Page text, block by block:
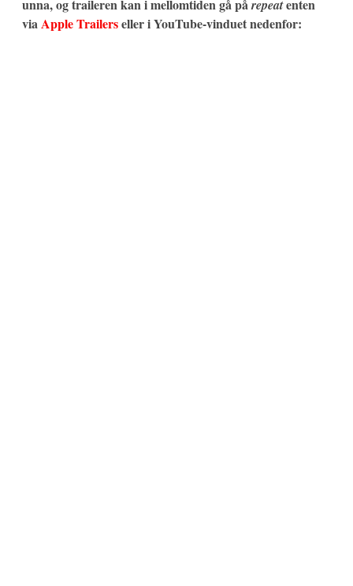
unna, og traileren kan i mellomtiden gå pårepeatenten
viaApple Trailerseller i YouTube-vinduet nedenfor: